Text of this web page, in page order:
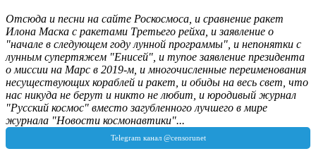
Отсюда и песни на сайте Роскосмоса, и сравнение ракет
Илона Маска с ракетами Третьего рейха, и заявление о
"начале в следующем году лунной программы", и непонятки с
лунным супертяжем "Енисей", и тупое заявление президента
о миссии на Марс в 2019-м, и многочисленные переименования
несуществующих кораблей и ракет, и обиды на весь свет, что
нас никуда не берут и никто не любит, и юродивый журнал
"Русский космос" вместо загубленного лучшего в мире
журнала "Новости космонавтики"...